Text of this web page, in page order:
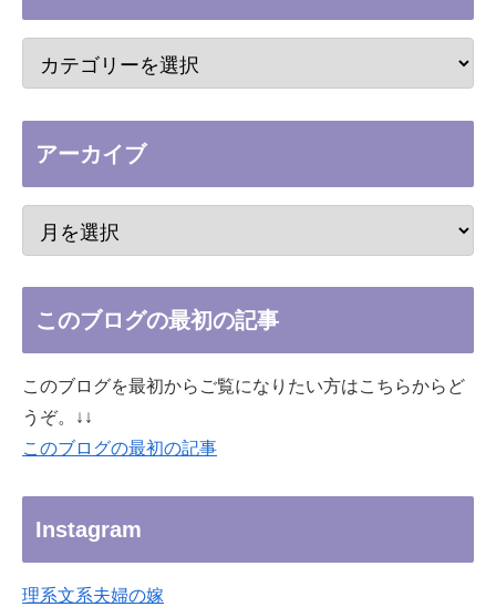
アーカイブ
このブログの最初の記事
このブログを最初からご覧になりたい方はこちらからど
うぞ。↓↓
このブログの最初の記事
Instagram
理系文系夫婦の嫁